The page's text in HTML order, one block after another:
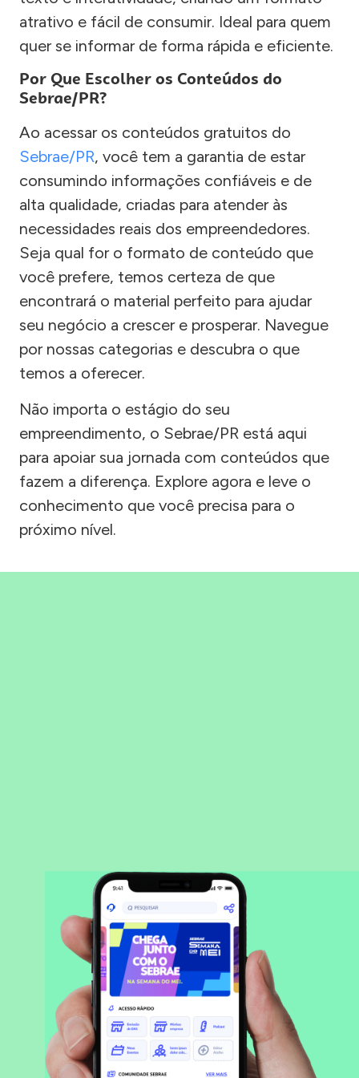
atrativo e fácil de consumir. Ideal para quem
quer se informar de forma rápida e eficiente.
Por Que Escolher os Conteúdos do
Sebrae/PR?
Ao acessar os conteúdos gratuitos do
Sebrae/PR, você tem a garantia de estar
consumindo informações confiáveis e de
alta qualidade, criadas para atender às
necessidades reais dos empreendedores.
Seja qual for o formato de conteúdo que
você prefere, temos certeza de que
encontrará o material perfeito para ajudar
seu negócio a crescer e prosperar. Navegue
por nossas categorias e descubra o que
temos a oferecer.
Não importa o estágio do seu
empreendimento, o Sebrae/PR está aqui
para apoiar sua jornada com conteúdos que
fazem a diferença. Explore agora e leve o
conhecimento que você precisa para o
próximo nível.